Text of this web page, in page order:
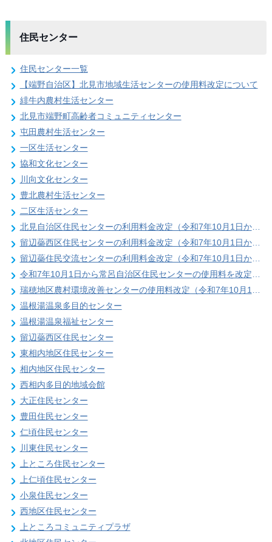
住民センター
住民センター一覧
【端野自治区】北見市地域生活センターの使用料改定について
緋牛内農村生活センター
北見市端野町高齢者コミュニティセンター
屯田農村生活センター
一区生活センター
協和文化センター
川向文化センター
豊北農村生活センター
二区生活センター
北見自治区住民センターの利用料金改定（令和7年10月1日から）
留辺蘂西区住民センターの利用料金改定（令和7年10月1日から）
留辺蘂住民交流センターの利用料金改定（令和7年10月1日から）
令和7年10月1日から常呂自治区住民センターの使用料を改定します
瑞穂地区農村環境改善センターの使用料改定（令和7年10月1日から）
温根湯温泉多目的センター
温根湯温泉福祉センター
留辺蘂西区住民センター
東相内地区住民センター
相内地区住民センター
西相内多目的地域会館
大正住民センター
豊田住民センター
仁頃住民センター
川東住民センター
上ところ住民センター
上仁頃住民センター
小泉住民センター
西地区住民センター
上ところコミュニティプラザ